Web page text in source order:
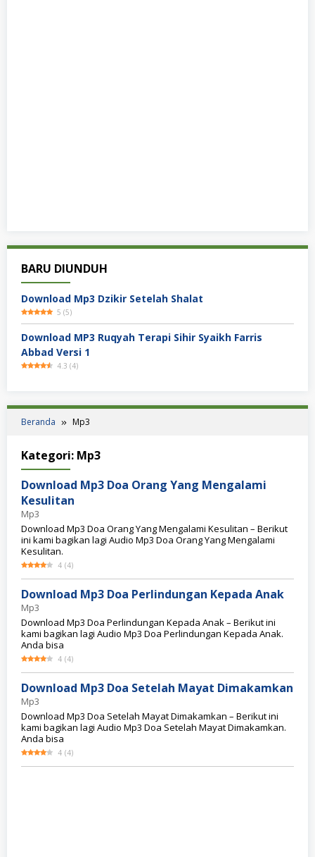
BARU DIUNDUH
Download Mp3 Dzikir Setelah Shalat
5 (5)
Download MP3 Ruqyah Terapi Sihir Syaikh Farris
Abbad Versi 1
4.3 (4)
Beranda Mp3
Kategori: Mp3
Download Mp3 Doa Orang Yang Mengalami
Kesulitan
Mp3
Download Mp3 Doa Orang Yang Mengalami Kesulitan – Berikut
ini kami bagikan lagi Audio Mp3 Doa Orang Yang Mengalami
Kesulitan.
4 (4)
Download Mp3 Doa Perlindungan Kepada Anak
Mp3
Download Mp3 Doa Perlindungan Kepada Anak – Berikut ini
kami bagikan lagi Audio Mp3 Doa Perlindungan Kepada Anak.
Anda bisa
4 (4)
Download Mp3 Doa Setelah Mayat Dimakamkan
Mp3
Download Mp3 Doa Setelah Mayat Dimakamkan – Berikut ini
kami bagikan lagi Audio Mp3 Doa Setelah Mayat Dimakamkan.
Anda bisa
4 (4)